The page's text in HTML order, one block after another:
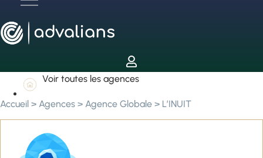
Voir toutes les agences
Accueil > Agences > Agence Globale > L’INUIT